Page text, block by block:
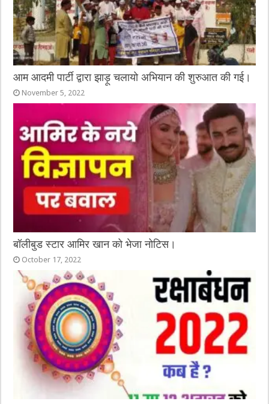
आम आदमी पार्टी द्वारा झाड़ू चलायो अभियान की शुरुआत की गई।
November 5, 2022
बॉलीबुड स्टार आमिर खान को भेजा नोटिस।
October 17, 2022